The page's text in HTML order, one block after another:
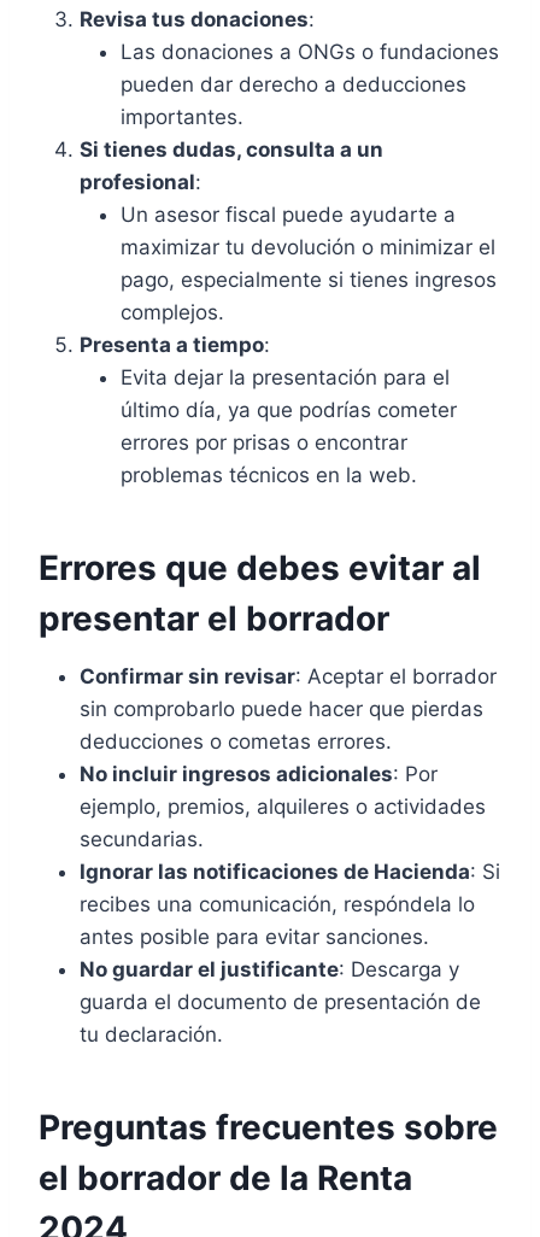
Revisa tus donaciones:
Las donaciones a ONGs o fundaciones
pueden dar derecho a deducciones
importantes.
Si tienes dudas, consulta a un
profesional:
Un asesor fiscal puede ayudarte a
maximizar tu devolución o minimizar el
pago, especialmente si tienes ingresos
complejos.
Presenta a tiempo:
Evita dejar la presentación para el
último día, ya que podrías cometer
errores por prisas o encontrar
problemas técnicos en la web.
Errores que debes evitar al
presentar el borrador
Confirmar sin revisar: Aceptar el borrador
sin comprobarlo puede hacer que pierdas
deducciones o cometas errores.
No incluir ingresos adicionales: Por
ejemplo, premios, alquileres o actividades
secundarias.
Ignorar las notificaciones de Hacienda: Si
recibes una comunicación, respóndela lo
antes posible para evitar sanciones.
No guardar el justificante: Descarga y
guarda el documento de presentación de
tu declaración.
Preguntas frecuentes sobre
el borrador de la Renta
2024